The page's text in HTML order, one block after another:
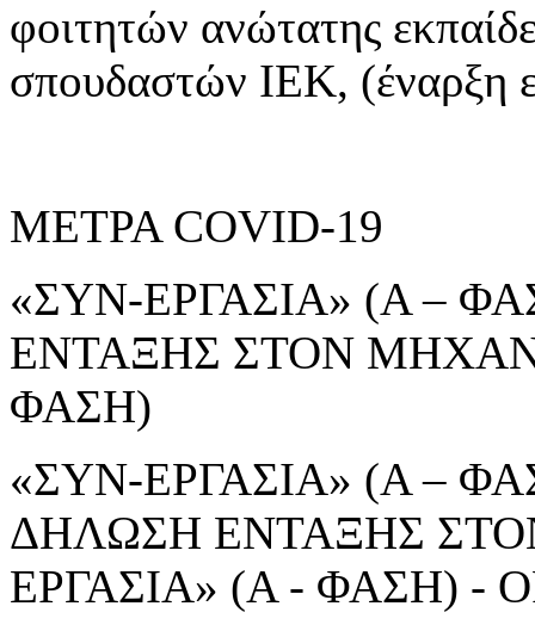
φοιτητών ανώτατης
σπουδαστών ΙΕΚ, (έναρξη
ΜΕΤΡΑ COVID-19
«ΣΥΝ-ΕΡΓΑΣΙΑ» (Α –
ΕΝΤΑΞΗΣ ΣΤΟΝ
ΦΑΣΗ)
«ΣΥΝ-ΕΡΓΑΣΙΑ» (Α –
ΔΗΛΩΣΗ ΕΝΤΑΞΗΣ
ΕΡΓΑΣΙΑ» (Α - ΦΑΣΗ)